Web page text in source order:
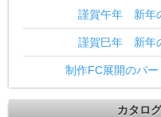
謹賀午年 新年
謹賀巳年 新年
制作FC展開のパ
カタロ